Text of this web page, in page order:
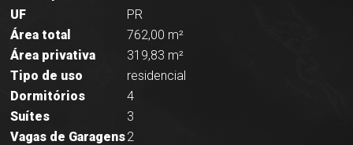
UF
PR
Área total
762,00 m²
Área privativa
319,83 m²
Tipo de uso
residencial
Dormitórios
4
Suítes
3
Vagas de Garagens2